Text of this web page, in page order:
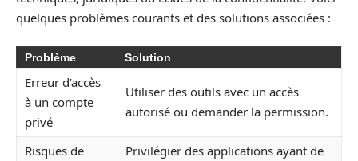
quelques problèmes courants et des solutions associées :
Problème Solution
Erreur d’accès
à un compte
privé
Utiliser des outils avec un accès
autorisé ou demander la permission.
Risques de
Privilégier des applications ayant de